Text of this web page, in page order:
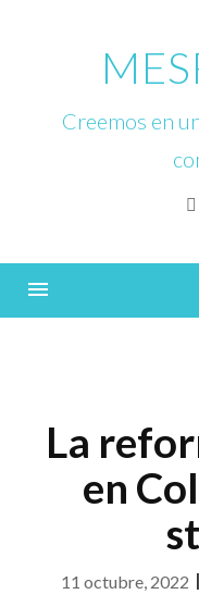
Creemos en
La
en
11 octubre, 2022